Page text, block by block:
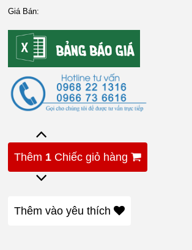
Giá Bán:
Thêm 1 Chiếc giỏ hàng
Thêm vào yêu thích